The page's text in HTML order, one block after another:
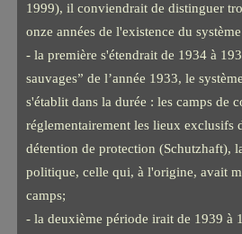
1999), il conviendrait de distinguer
onze années de l'existence du
- la première s'étendrait de 1934 à
sauvages” de l’année 1933, le
s'établit dans la durée : les camps de
réglementairement les lieux exclusifs
détention de protection (Schutzhaft),
politique, celle qui, à l'origine, avait
camps;
- la deuxième période irait de 1939 à